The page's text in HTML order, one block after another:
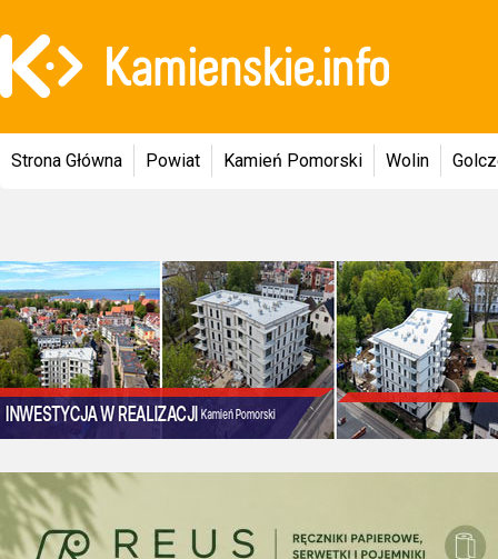
Strona Główna Powiat Kamień Pomorski Wolin